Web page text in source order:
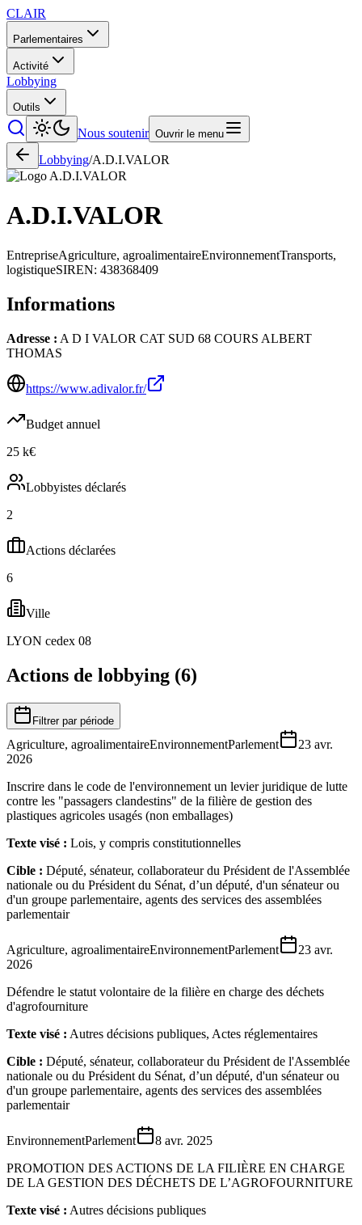
CLAIR
Parlementaires
Activité
Lobbying
Outils
Nous soutenir Ouvrir le menu
Lobbying/A.D.I.VALOR
A.D.I.VALOR
EntrepriseAgriculture, agroalimentaireEnvironnementTransports,
logistiqueSIREN: 438368409
Informations
Adresse : A D I VALOR CAT SUD 68 COURS ALBERT
THOMAS
https://www.adivalor.fr/
Budget annuel
25 k€
Lobbyistes déclarés
2
Actions déclarées
6
Ville
LYON cedex 08
Actions de lobbying (6)
Filtrer par période
Agriculture, agroalimentaireEnvironnementParlement
23 avr.
2026
Inscrire dans le code de l'environnement un levier juridique de lutte
contre les "passagers clandestins" de la filière de gestion des
plastiques agricoles usagés (non emballages)
Texte visé : Lois, y compris constitutionnelles
Cible : Député, sénateur, collaborateur du Président de l'Assemblée
nationale ou du Président du Sénat, d’un député, d'un sénateur ou
d'un groupe parlementaire, agents des services des assemblées
parlementair
Agriculture, agroalimentaireEnvironnementParlement
23 avr.
2026
Défendre le statut volontaire de la filière en charge des déchets
d'agrofourniture
Texte visé : Autres décisions publiques, Actes réglementaires
Cible : Député, sénateur, collaborateur du Président de l'Assemblée
nationale ou du Président du Sénat, d’un député, d'un sénateur ou
d'un groupe parlementaire, agents des services des assemblées
parlementair
EnvironnementParlement
8 avr. 2025
PROMOTION DES ACTIONS DE LA FILIÈRE EN CHARGE
DE LA GESTION DES DÉCHETS DE L’AGROFOURNITURE
Texte visé : Autres décisions publiques